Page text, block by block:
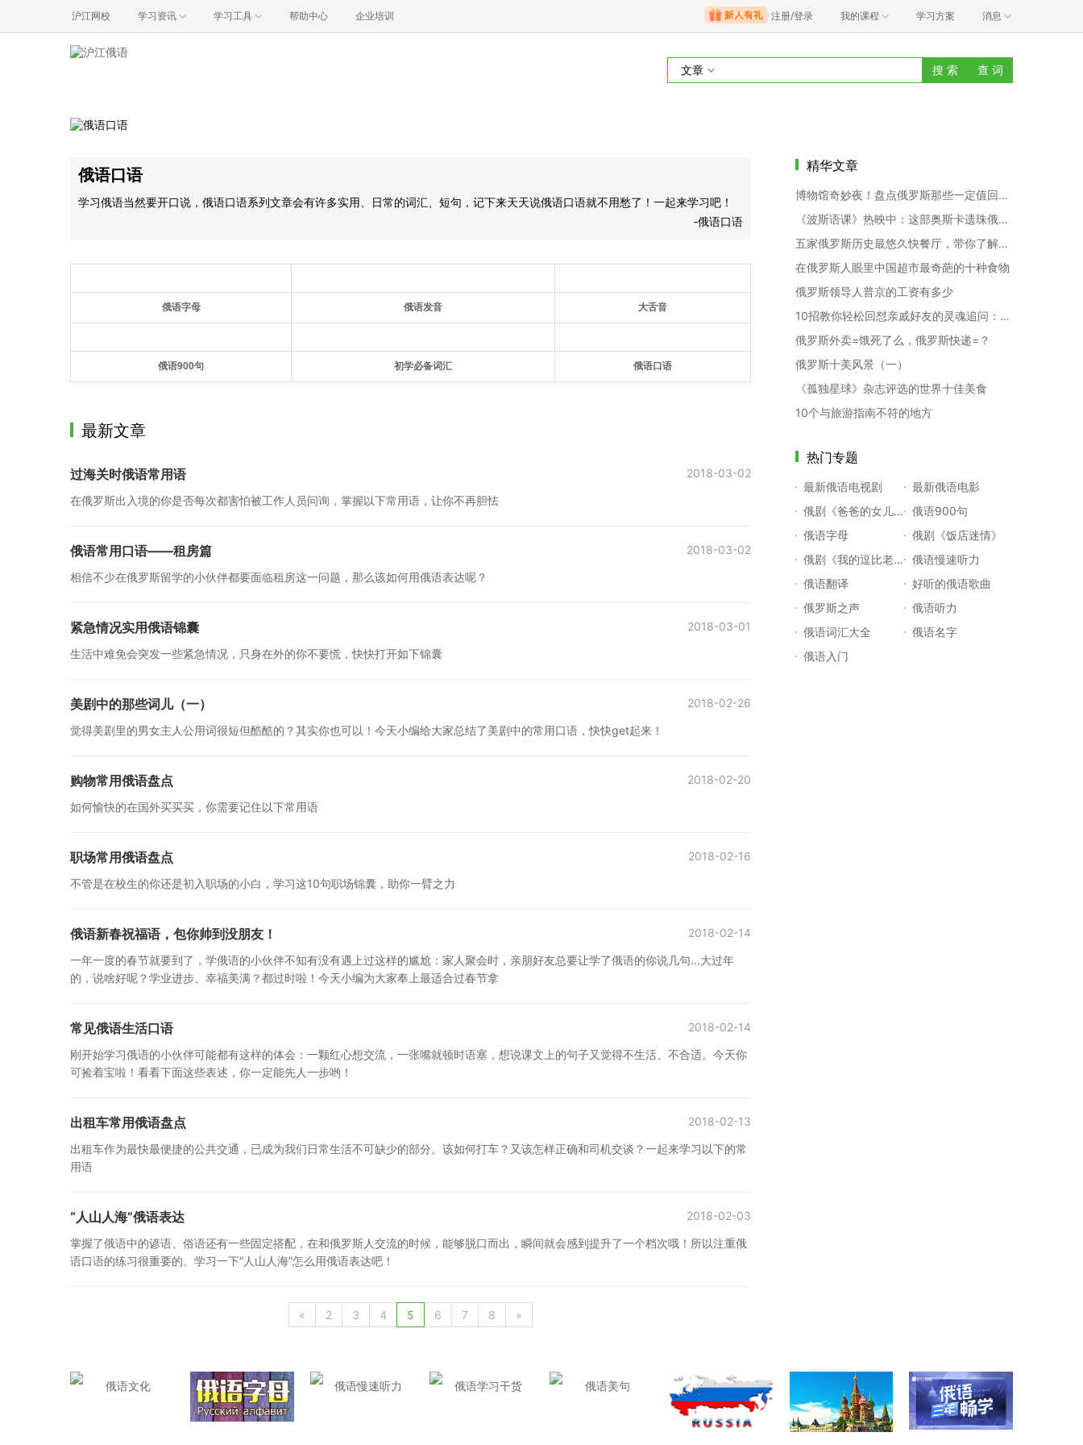
沪江网校 学习资讯 学习工具 帮助中心 企业培训 注册/登录 我的课程 学习方案 消息
文章 搜 索 查 词
俄语口语
学习俄语当然要开口说，俄语口语系列文章会有许多实用、日常的词汇、短句，记下来天天说俄语口语就不用愁了！一起来学习吧！
-俄语口语
俄语字母 俄语发音 大舌音
俄语900句 初学必备词汇 俄语口语
最新文章
过海关时俄语常用语
在俄罗斯出入境的你是否每次都害怕被工作人员问询，掌握以下常用语，让你不再胆怯
2018-03-02
俄语常用口语——租房篇
相信不少在俄罗斯留学的小伙伴都要面临租房这一问题，那么该如何用俄语表达呢？
2018-03-02
紧急情况实用俄语锦囊
生活中难免会突发一些紧急情况，只身在外的你不要慌，快快打开如下锦囊
2018-03-01
美剧中的那些词儿（一）
觉得美剧里的男女主人公用词很短但酷酷的？其实你也可以！今天小编给大家总结了美剧中的常用口语，快快get起来！
2018-02-26
购物常用俄语盘点
如何愉快的在国外买买买，你需要记住以下常用语
2018-02-20
职场常用俄语盘点
不管是在校生的你还是初入职场的小白，学习这10句职场锦囊，助你一臂之力
2018-02-16
俄语新春祝福语，包你帅到没朋友！
一年一度的春节就要到了，学俄语的小伙伴不知有没有遇上过这样的尴尬：家人聚会时，亲朋好友总要让学了俄语的你说几句...大过年
的，说啥好呢？学业进步、幸福美满？都过时啦！今天小编为大家奉上最适合过春节拿
2018-02-14
常见俄语生活口语
刚开始学习俄语的小伙伴可能都有这样的体会：一颗红心想交流，一张嘴就顿时语塞，想说课文上的句子又觉得不生活、不合适。今天你
可捡着宝啦！看看下面这些表述，你一定能先人一步哟！
2018-02-14
出租车常用俄语盘点
出租车作为最快最便捷的公共交通，已成为我们日常生活不可缺少的部分。该如何打车？又该怎样正确和司机交谈？一起来学习以下的常
用语
2018-02-13
“人山人海”俄语表达
掌握了俄语中的谚语、俗语还有一些固定搭配，在和俄罗斯人交流的时候，能够脱口而出，瞬间就会感到提升了一个档次哦！所以注重俄
语口语的练习很重要的。学习一下“人山人海”怎么用俄语表达吧！
2018-02-03
« 2 3 4 5 6 7 8 »
精华文章
博物馆奇妙夜！盘点俄罗斯那些一定值回票价的博物馆
《波斯语课》热映中：这部奥斯卡遗珠俄语人一定不能错过
五家俄罗斯历史最悠久快餐厅，带你了解真正的俄快餐文化
在俄罗斯人眼里中国超市最奇葩的十种食物
俄罗斯领导人普京的工资有多少
10招教你轻松回怼亲戚好友的灵魂追问：你怎么还没结婚？
俄罗斯外卖=饿死了么，俄罗斯快递=？
俄罗斯十美风景（一）
《孤独星球》杂志评选的世界十佳美食
10个与旅游指南不符的地方
热门专题
最新俄语电视剧
最新俄语电影
俄剧《爸爸的女儿们》
俄语900句
俄语字母
俄剧《饭店迷情》
俄剧《我的逗比老师》
俄语慢速听力
俄语翻译
好听的俄语歌曲
俄罗斯之声
俄语听力
俄语词汇大全
俄语名字
俄语入门